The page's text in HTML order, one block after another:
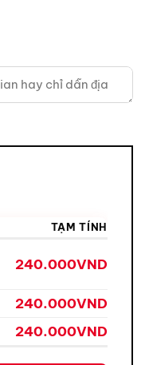
TẠM TÍNH
240.000VND
240.000VND
240.000VND